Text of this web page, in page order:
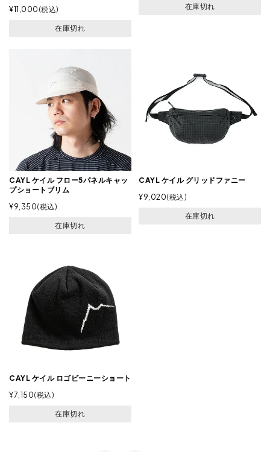
¥11,000 税込
在庫切れ
在庫切れ
CAYL ケイル フロー5パネルキャッ
プショートブリム
¥9,350 税込
在庫切れ
CAYL ケイル グリッドファニー
¥9,020 税込
在庫切れ
CAYL ケイル ロゴビーニーショート
¥7,150 税込
在庫切れ